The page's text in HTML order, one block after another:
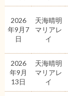
2026
年9月7
日
天海晴明
マリアレ
イ
2026
年9月
13日
天海晴明
マリアレ
イ